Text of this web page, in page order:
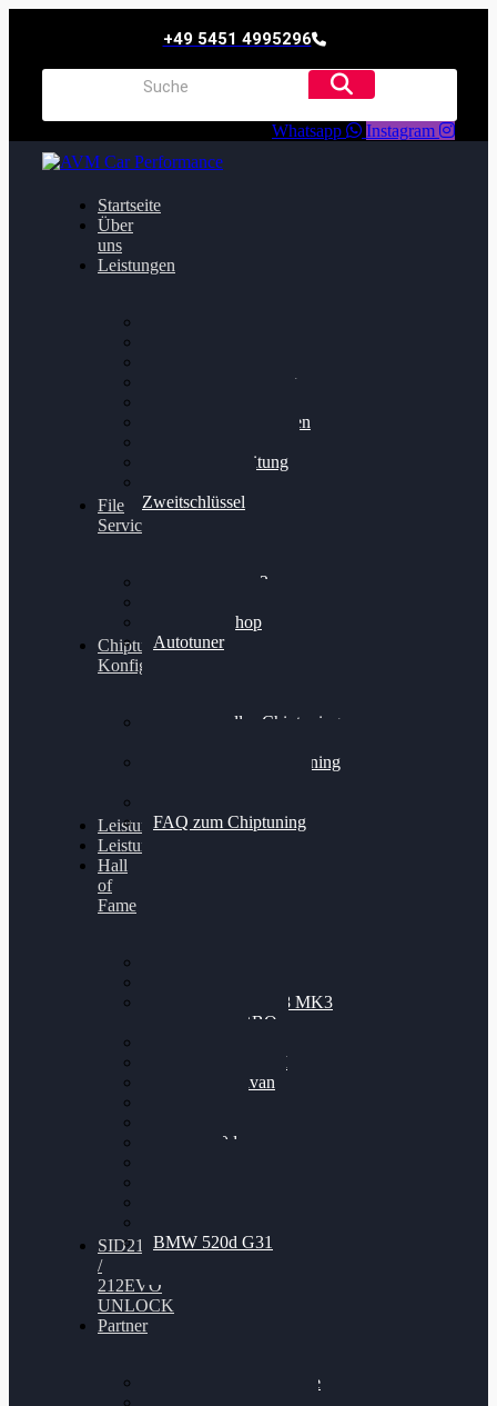
+49 5451 4995296
Whatsapp Instagram
Startseite
Über
uns
Leistungen
Getriebeoptimierung
Bremsscheiben planen
Felgenaufbereitung
Zweitschlüssel
File
Service
Alientech Kess3
Alientech Shop
Autotuner
Chiptuning
Konfigurator
Professionelles Chiptuning
Professionelles Chiptuning
FAQ zum Chiptuning
Leistungsmessung
Leistungsprüfstand
Hall
of
Fame
Nissan GT-R35 3.8 MK3
V6 TWINTURBO
VW Passat 2.0TDI
VW T6 Multivan
BMW 120d
BMW 520d G31
SID212
/
212EVO
UNLOCK
Partner
Bilgenroth Performance